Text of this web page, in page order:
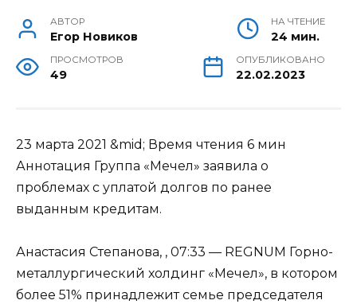
АВТОР
Егор Новиков
НА ЧТЕНИЕ
24 мин.
ПРОСМОТРОВ
49
ОПУБЛИКОВАНО
22.02.2023
23 марта 2021 &mid; Время чтения 6 мин
Аннотация Группа «Мечел» заявила о
проблемах с уплатой долгов по ранее
выданным кредитам.
Анастасия Степанова, , 07:33 — REGNUM Горно-
металлургический холдинг «Мечел», в котором
более 51% принадлежит семье председателя